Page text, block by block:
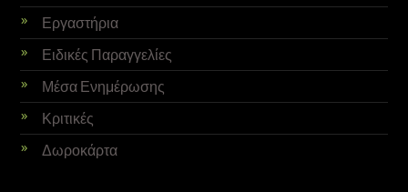
Εργαστήρια
Ειδικές Παραγγελίες
Μέσα Ενημέρωσης
Κριτικές
Δωροκάρτα